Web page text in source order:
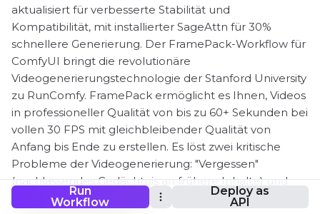
Run
Workflow
Deploy as
API
aktualisiert für verbesserte Stabilität und
Kompatibilität, mit installierter SageAttn für 30%
schnellere Generierung. Der FramePack-Workflow für
ComfyUI bringt die revolutionäre
Videogenerierungstechnologie der Stanford University
zu RunComfy. FramePack ermöglicht es Ihnen, Videos
in professioneller Qualität von bis zu 60+ Sekunden bei
vollen 30 FPS mit gleichbleibender Qualität von
Anfang bis Ende zu erstellen. Es löst zwei kritische
Probleme der Videogenerierung: "Vergessen"
(nachlassendes Gedächtnis an frühere Inhalte) und
"Driften" (Qualitätsverlust im Laufe der Zeit) durch